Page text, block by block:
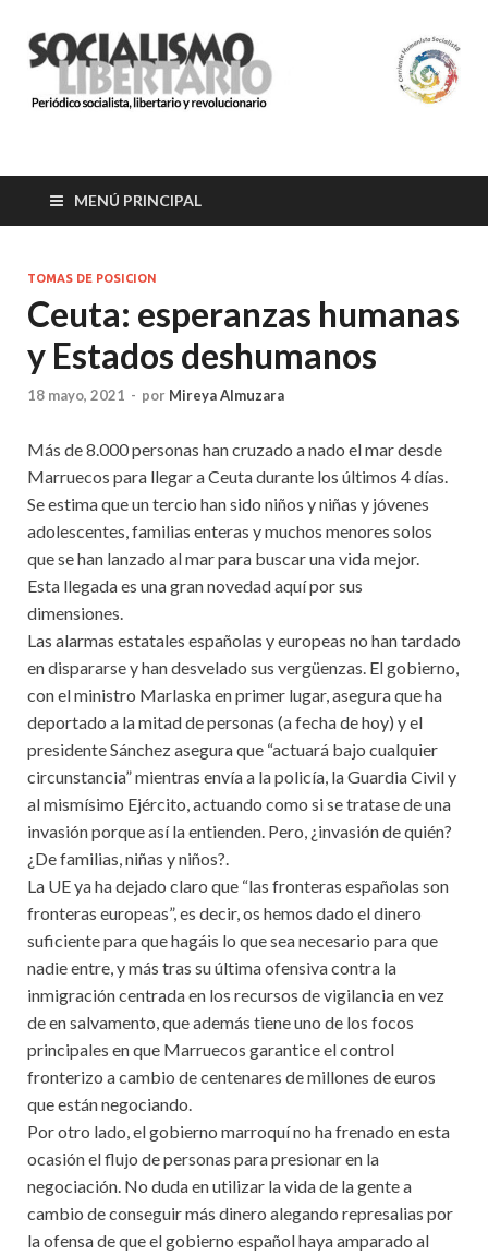
SOCIALISMO
LIBERTARIO
MENÚ PRINCIPAL
TOMAS DE POSICION
Ceuta: esperanzas humanas
y Estados deshumanos
18 mayo, 2021 - por Mireya Almuzara
Más de 8.000 personas han cruzado a nado el mar desde
Marruecos para llegar a Ceuta durante los últimos 4 días.
Se estima que un tercio han sido niños y niñas y jóvenes
adolescentes, familias enteras y muchos menores solos
que se han lanzado al mar para buscar una vida mejor.
Esta llegada es una gran novedad aquí por sus
dimensiones.
Las alarmas estatales españolas y europeas no han tardado
en dispararse y han desvelado sus vergüenzas. El gobierno,
con el ministro Marlaska en primer lugar, asegura que ha
deportado a la mitad de personas (a fecha de hoy) y el
presidente Sánchez asegura que “actuará bajo cualquier
circunstancia” mientras envía a la policía, la Guardia Civil y
al mismísimo Ejército, actuando como si se tratase de una
invasión porque así la entienden. Pero, ¿invasión de quién?
¿De familias, niñas y niños?.
La UE ya ha dejado claro que “las fronteras españolas son
fronteras europeas”, es decir, os hemos dado el dinero
suficiente para que hagáis lo que sea necesario para que
nadie entre, y más tras su última ofensiva contra la
inmigración centrada en los recursos de vigilancia en vez
de en salvamento, que además tiene uno de los focos
principales en que Marruecos garantice el control
fronterizo a cambio de centenares de millones de euros
que están negociando.
Por otro lado, el gobierno marroquí no ha frenado en esta
ocasión el flujo de personas para presionar en la
negociación. No duda en utilizar la vida de la gente a
cambio de conseguir más dinero alegando represalias por
la ofensa de que el gobierno español haya amparado al